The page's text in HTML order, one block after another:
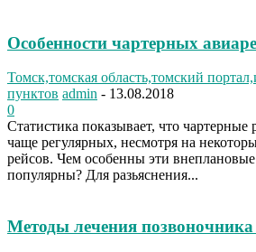
Особенности чартерных
Томск,томская область,томский
пунктов admin - 13.08.2018
0
Статистика показывает, что чартерные
чаще регулярных, несмотря на
рейсов. Чем особенны эти
популярны? Для разьяснения...
Методы лечения